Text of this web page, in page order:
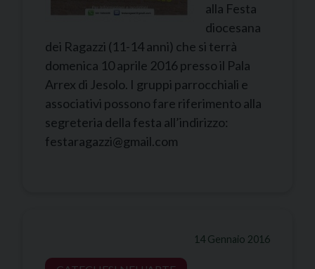
alla Festa
diocesana
dei Ragazzi (11-14 anni) che si terrà
domenica 10 aprile 2016 presso il Pala
Arrex di Jesolo. I gruppi parrocchiali e
associativi possono fare riferimento alla
segreteria della festa all’indirizzo:
festaragazzi@gmail.com
14 Gennaio 2016